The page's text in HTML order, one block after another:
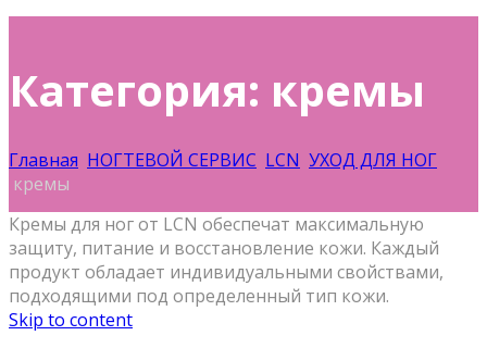
Категория: кремы
Главная НОГТЕВОЙ СЕРВИС LCN УХОД ДЛЯ НОГ
кремы
Кремы для ног от LCN обеспечат максимальную
защиту, питание и восстановление кожи. Каждый
продукт обладает индивидуальными свойствами,
подходящими под определенный тип кожи.
Skip to content